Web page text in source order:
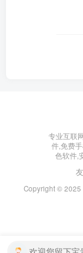
专业互联
件,免费
色软件,
Copyright © 2025